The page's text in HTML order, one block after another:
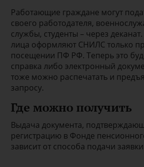
Работающие граждане могут
своего работодателя,
службы, студенты – через
лица оформляют СНИЛС только
посещении ПФ РФ. Теперь это
справка либо электронный
тоже можно распечатать и
запросу.
Где можно получить
Выдача документа,
регистрацию в Фонде
зависит от способа подачи